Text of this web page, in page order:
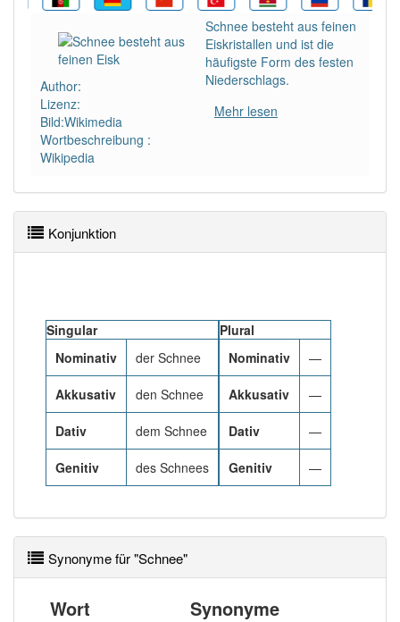
Häufigkeit: 6 von 10
Wörter mit Endung -schnee: 19
Wörter mit Endung
aber mit einem anderen
Artikelder: 0
99% unserer Spielapp-Nutzer haben den Artikel
korrekt erraten.
Author:
Lizenz:
Bild:Wikimedia
Wortbeschreibung :
Wikipedia
Schnee besteht aus feinen
Eiskristallen und ist die
häufigste Form des festen
Niederschlags.
Mehr lesen
Konjunktion
Singular
Nominativ
der Schnee
Akkusativ den Schnee
Dativ dem Schnee
Genitiv des Schnees
Plural
Nominativ
—
Akkusativ —
Dativ —
Genitiv —
Synonyme für "Schnee"
Wort Synonyme